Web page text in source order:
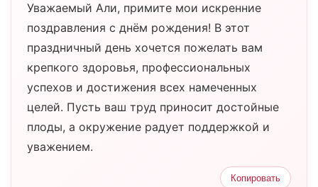
Уважаемый Али, примите мои искренние
поздравления с днём рождения! В этот
праздничный день хочется пожелать вам
крепкого здоровья, профессиональных
успехов и достижения всех намеченных
целей. Пусть ваш труд приносит достойные
плоды, а окружение радует поддержкой и
уважением.
Копировать